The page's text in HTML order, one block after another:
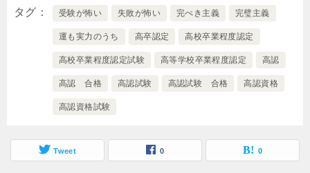
タグ 受験が怖い 失敗が怖い 完ぺき主義 完璧主義
運も実力のうち 高卒認定 高校卒業程度認定
高校卒業程度認定試験 高等学校卒業程度認定 高認
高認 合格 高認試験 高認試験 合格 高認資格
高認資格試験
Tweet 0 0